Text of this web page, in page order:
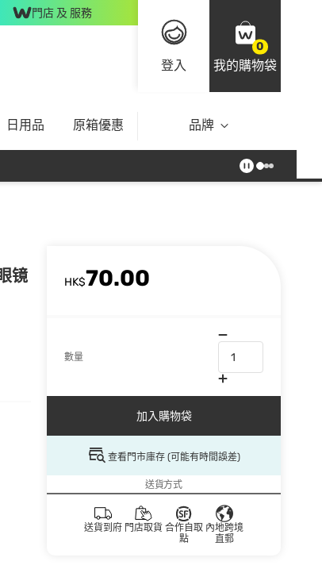
門店 及 服務
登入
0
我的購物袋
日用品 原箱優惠 品牌
镜
HK$70.00
數量
加入購物袋
查看門市庫存 (可能有時間誤差)
送貨方式
送貨到府 門店取貨 合作自取
點
內地跨境
直郵